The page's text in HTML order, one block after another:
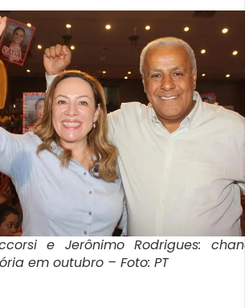
e Jerônimo Rodrigues:
em outubro – Foto: PT